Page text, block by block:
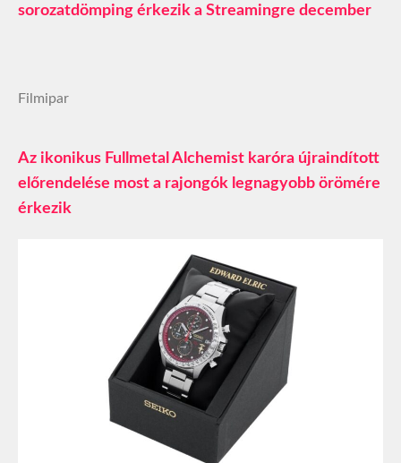
sorozatdömping érkezik a Streamingre december
Filmipar
Az ikonikus Fullmetal Alchemist karóra újraindított
előrendelése most a rajongók legnagyobb örömére
érkezik